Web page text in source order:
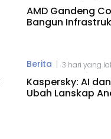
AMD Gandeng
Bangun
Berita | 3 hari yang
Kaspersky: AI
Ubah Lanskap